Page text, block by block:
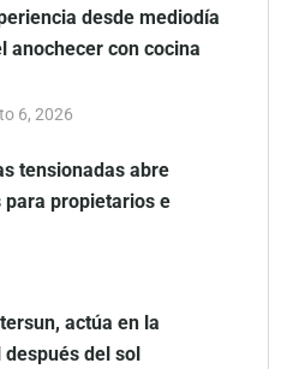
desde mediodía
anochecer con cocina
6, 2026
tensionadas abre
propietarios e
actúa en la
del sol